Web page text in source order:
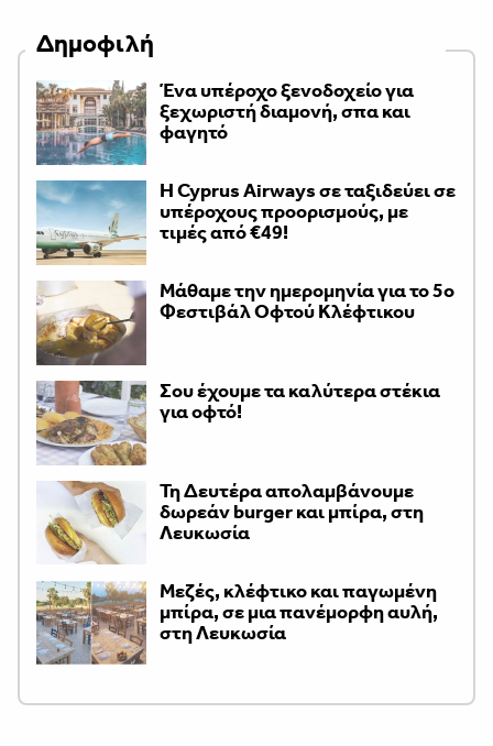
Δημοφιλή
Ένα υπέροχο ξενοδοχείο για
ξεχωριστή διαμονή, σπα και
φαγητό
H Cyprus Airways σε ταξιδεύει σε
υπέροχους προορισμούς, με
τιμές από €49!
Μάθαμε την ημερομηνία για το 5ο
Φεστιβάλ Οφτού Κλέφτικου
Σου έχουμε τα καλύτερα στέκια
για οφτό!
Τη Δευτέρα απολαμβάνουμε
δωρεάν burger και μπίρα, στη
Λευκωσία
Μεζές, κλέφτικο και παγωμένη
μπίρα, σε μια πανέμορφη αυλή,
στη Λευκωσία